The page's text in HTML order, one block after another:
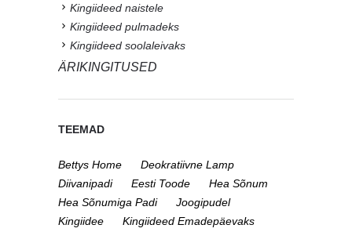
Kingiideed naistele
Kingiideed pulmadeks
Kingiideed soolaleivaks
ÄRIKINGITUSED
TEEMAD
Bettys Home
Deokratiivne Lamp
Diivanipadi
Eesti Toode
Hea Sõnum
Hea Sõnumiga Padi
Joogipudel
Kingiidee
Kingiideed Emadepäevaks